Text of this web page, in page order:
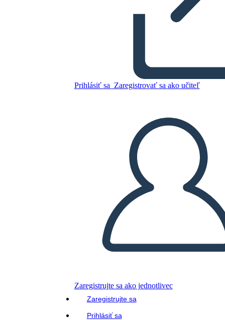
Prihlásiť sa Zaregistrovať sa ako učiteľ
Zaregistrujte sa ako jednotlivec
Zaregistrujte sa
Prihlásiť sa
Untitled Storyboard
VYTVORIŤ STORYBOARD
PREHRAŤ PREZENTÁCIU
ČÍTAJ MI